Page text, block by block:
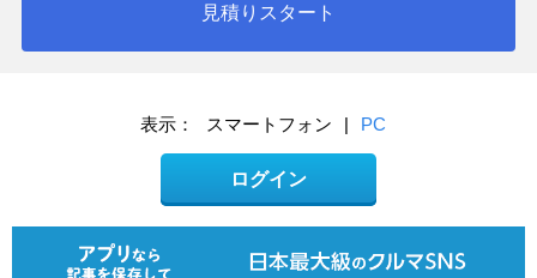
見積りスタート
表示： スマートフォン | PC
ログイン